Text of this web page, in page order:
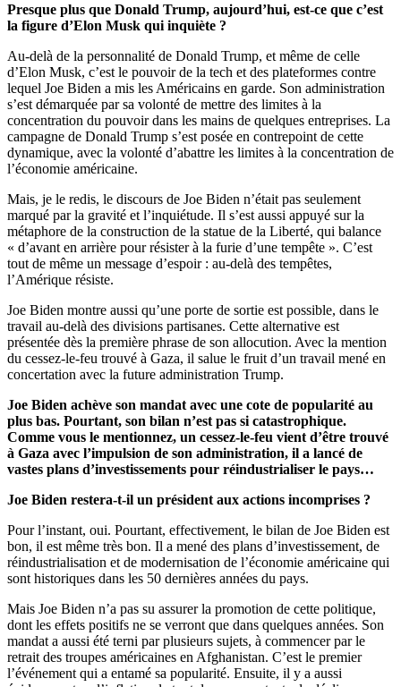
Presque plus que Donald Trump, aujourd’hui, est-ce que c’est
la figure d’Elon Musk qui inquiète ?
Au-delà de la personnalité de Donald Trump, et même de celle
d’Elon Musk, c’est le pouvoir de la tech et des plateformes contre
lequel Joe Biden a mis les Américains en garde. Son administration
s’est démarquée par sa volonté de mettre des limites à la
concentration du pouvoir dans les mains de quelques entreprises. La
campagne de Donald Trump s’est posée en contrepoint de cette
dynamique, avec la volonté d’abattre les limites à la concentration de
l’économie américaine.
Mais, je le redis, le discours de Joe Biden n’était pas seulement
marqué par la gravité et l’inquiétude. Il s’est aussi appuyé sur la
métaphore de la construction de la statue de la Liberté, qui balance
« d’avant en arrière pour résister à la furie d’une tempête ». C’est
tout de même un message d’espoir : au-delà des tempêtes,
l’Amérique résiste.
Joe Biden montre aussi qu’une porte de sortie est possible, dans le
travail au-delà des divisions partisanes. Cette alternative est
présentée dès la première phrase de son allocution. Avec la mention
du cessez-le-feu trouvé à Gaza, il salue le fruit d’un travail mené en
concertation avec la future administration Trump.
Joe Biden achève son mandat avec une cote de popularité au
plus bas. Pourtant, son bilan n’est pas si catastrophique.
Comme vous le mentionnez, un cessez-le-feu vient d’être trouvé
à Gaza avec l’impulsion de son administration, il a lancé de
vastes plans d’investissements pour réindustrialiser le pays…
Joe Biden restera-t-il un président aux actions incomprises ?
Pour l’instant, oui. Pourtant, effectivement, le bilan de Joe Biden est
bon, il est même très bon. Il a mené des plans d’investissement, de
réindustrialisation et de modernisation de l’économie américaine qui
sont historiques dans les 50 dernières années du pays.
Mais Joe Biden n’a pas su assurer la promotion de cette politique,
dont les effets positifs ne se verront que dans quelques années. Son
mandat a aussi été terni par plusieurs sujets, à commencer par le
retrait des troupes américaines en Afghanistan. C’est le premier
l’événement qui a entamé sa popularité. Ensuite, il y a aussi